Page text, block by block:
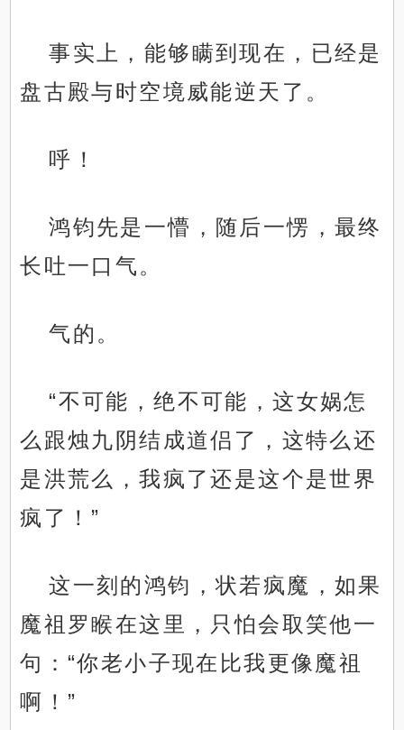
事实上，能够瞒到现在，已经是
盘古殿与时空境威能逆天了。
呼！
鸿钧先是一懵，随后一愣，最终
长吐一口气。
气的。
“不可能，绝不可能，这女娲怎
么跟烛九阴结成道侣了，这特么还
是洪荒么，我疯了还是这个是世界
疯了！”
这一刻的鸿钧，状若疯魔，如果
魔祖罗睺在这里，只怕会取笑他一
句：“你老小子现在比我更像魔祖
啊！”